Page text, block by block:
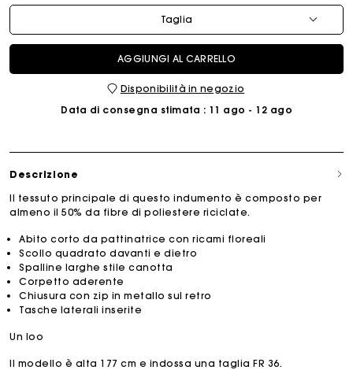
Taglia
AGGIUNGI AL CARRELLO
Disponibilità in negozio
Data di consegna stimata : 11 ago - 12 ago
Descrizione
Il tessuto principale di questo indumento è composto per
almeno il 50% da fibre di poliestere riciclate.
Abito corto da pattinatrice con ricami floreali
Scollo quadrato davanti e dietro
Spalline larghe stile canotta
Corpetto aderente
Chiusura con zip in metallo sul retro
Tasche laterali inserite
Un loo
Il modello è alta 177 cm e indossa una taglia FR 36.